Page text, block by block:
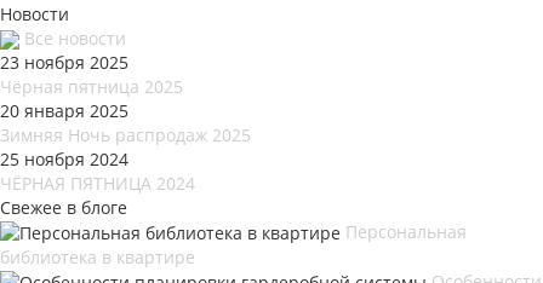
Новости
Все новости
23 ноября 2025
Чёрная пятница 2025
20 января 2025
Зимняя Ночь распродаж 2025
25 ноября 2024
ЧЁРНАЯ ПЯТНИЦА 2024
Свежее в блоге
Персональная
библиотека в квартире